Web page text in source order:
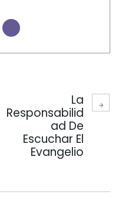
La
Responsabilid
Ad De
Escuchar El
Evangelio